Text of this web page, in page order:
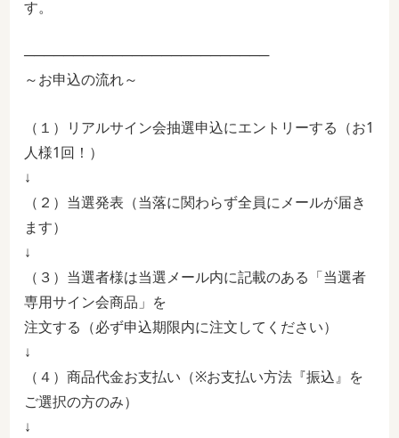
す。
─────────────────────────
～お申込の流れ～
（１）リアルサイン会抽選申込にエントリーする（お1
人様1回！）
↓
（２）当選発表（当落に関わらず全員にメールが届き
ます）
↓
（３）当選者様は当選メール内に記載のある「当選者
専用サイン会商品」を
注文する（必ず申込期限内に注文してください）
↓
（４）商品代金お支払い（※お支払い方法『振込』を
ご選択の方のみ）
↓